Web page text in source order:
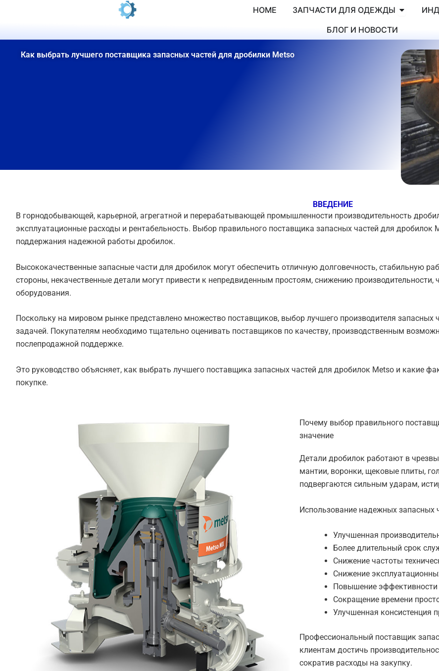
HOME ЗАПЧАСТИ ДЛЯ ОДЕЖДЫ Abierto
БЛОГ И НОВОСТИ
Как выбрать лучшего поставщика запасных частей для дробилки Metso
ВВЕДЕНИЕ
В горнодобывающей, карьерной, агрегатной и перерабатывающей промышленности производительность
эксплуатационные расходы и рентабельность. Выбор правильного поставщика запасных частей для
поддержания надежной работы дробилок.
Высококачественные запасные части для дробилок могут обеспечить отличную долговечность, стабильную
стороны, некачественные детали могут привести к непредвиденным простоям, снижению
оборудования.
Поскольку на мировом рынке представлено множество поставщиков, выбор лучшего производителя запасных
задачей. Покупателям необходимо тщательно оценивать поставщиков по качеству, производственным
послепродажной поддержке.
Это руководство объясняет, как выбрать лучшего поставщика запасных частей для дробилок Metso и какие
покупке.
Почему выбор правильного
значение
Детали дробилок работают в
мантии, воронки, щековые плиты,
подвергаются сильным ударам,
Использование надежных запасных
Улучшенная
Более длительный срок
Снижение частоты
Снижение
Повышение эффективности
Сокращение времени
Улучшенная консистенция
Профессиональный поставщик
клиентам достичь
сократив расходы на закупку.